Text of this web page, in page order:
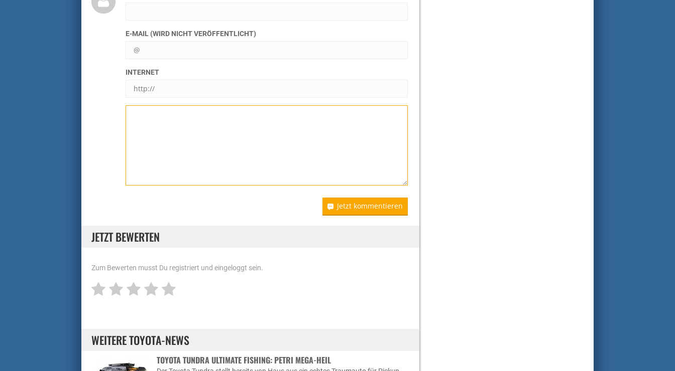
E-MAIL (WIRD NICHT VERÖFFENTLICHT)
INTERNET
Jetzt kommentieren
JETZT BEWERTEN
Zum Bewerten musst Du registriert und eingeloggt sein.
WEITERE TOYOTA-NEWS
TOYOTA TUNDRA ULTIMATE FISHING: PETRI MEGA-HEIL